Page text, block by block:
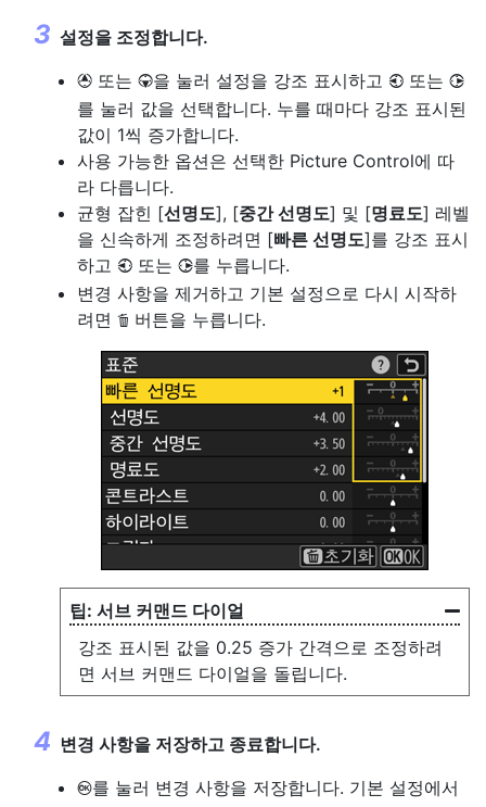
설정을 조정합니다.
1 또는 3을 눌러 설정을 강조 표시하고 4 또는 2
를 눌러 값을 선택합니다. 누를 때마다 강조 표시된
값이 1씩 증가합니다.
사용 가능한 옵션은 선택한 Picture Control에 따
라 다릅니다.
균형 잡힌 [선명도], [중간 선명도] 및 [명료도] 레벨
을 신속하게 조정하려면 [빠른 선명도]를 강조 표시
하고 4 또는 2를 누릅니다.
변경 사항을 제거하고 기본 설정으로 다시 시작하
려면 O 버튼을 누릅니다.
서브 커맨드 다이얼
강조 표시된 값을 0.25 증가 간격으로 조정하려
면 서브 커맨드 다이얼을 돌립니다.
변경 사항을 저장하고 종료합니다.
J를 눌러 변경 사항을 저장합니다. 기본 설정에서